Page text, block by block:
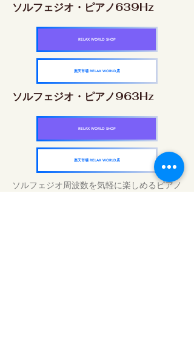
ソルフェジオ・ピアノ639Hz
RELAX WORLD SHOP
楽天市場 RELAX WORLD店
ソルフェジオ・ピアノ963Hz
RELAX WORLD SHOP
楽天市場 RELAX WORLD店
ソルフェジオ周波数を気軽に楽しめるピアノ